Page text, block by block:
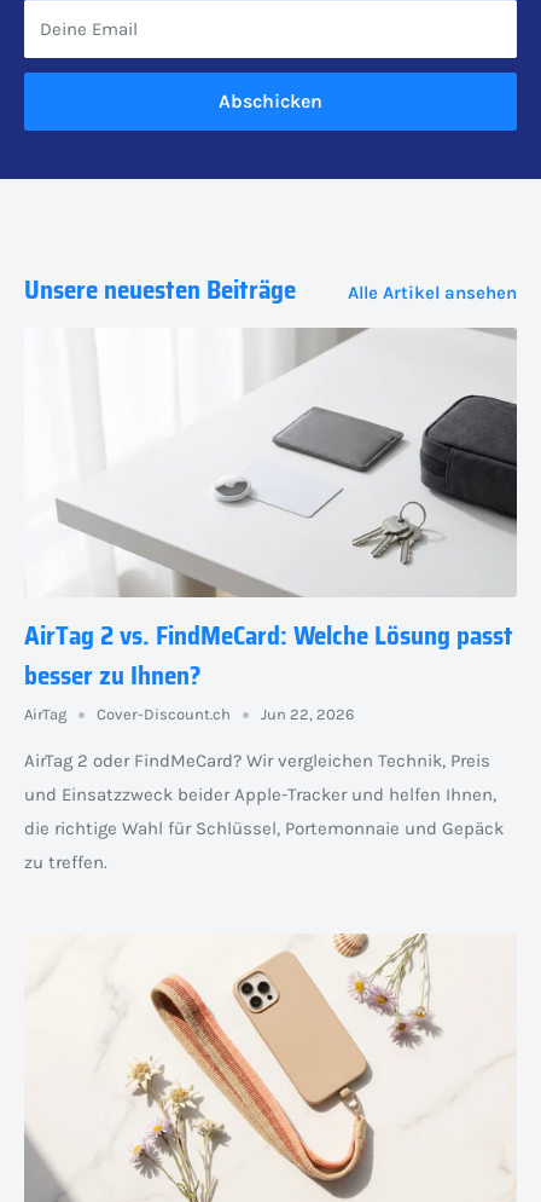
Deine Email
Abschicken
Unsere neuesten Beiträge Alle Artikel ansehen
AirTag 2 vs. FindMeCard: Welche Lösung passt
besser zu Ihnen?
AirTag Cover-Discount.ch Jun 22, 2026
AirTag 2 oder FindMeCard? Wir vergleichen Technik, Preis
und Einsatzzweck beider Apple-Tracker und helfen Ihnen,
die richtige Wahl für Schlüssel, Portemonnaie und Gepäck
zu treffen.